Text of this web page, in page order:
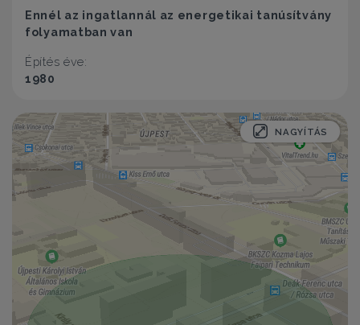
Ennél az ingatlannál az energetikai tanúsítvány
folyamatban van
Építés éve:
1980
NAGYÍTÁS